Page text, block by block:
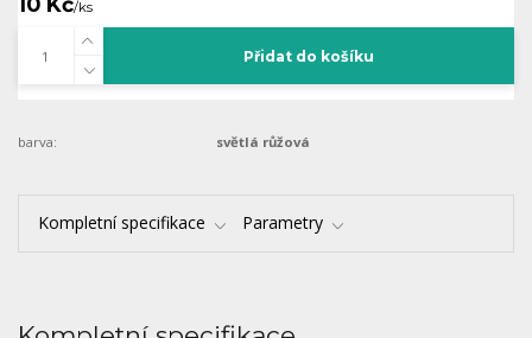
/ks
Přidat do košíku
barva: světlá růžová
Kompletní specifikace Parametry